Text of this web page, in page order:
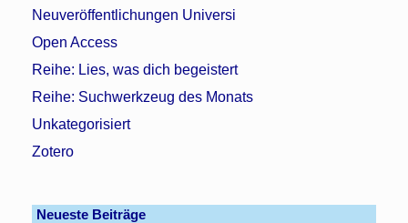
Neuveröffentlichungen Universi
Open Access
Reihe: Lies, was dich begeistert
Reihe: Suchwerkzeug des Monats
Unkategorisiert
Zotero
Neueste Beiträge